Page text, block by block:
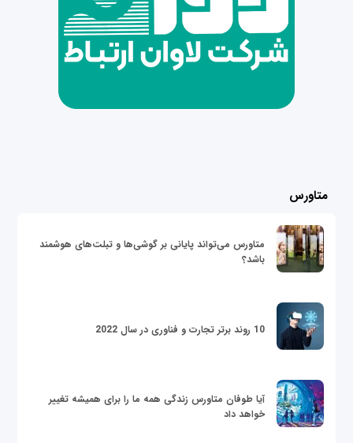
متاورس
متاورس می‌تواند پایانی بر گوشی‌ها و تبلت‌های هوشمند
باشد؟
10 روند برتر تجارت و فناوری در سال 2022
آیا طوفان متاورس زندگی همه ما را برای همیشه تغییر
خواهد داد